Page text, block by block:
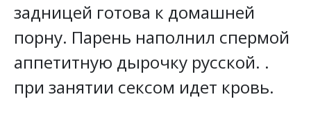
задницей готова к домашней
порну. Парень наполнил спермой
аппетитную дырочку русской. .
при занятии сексом идет кровь.